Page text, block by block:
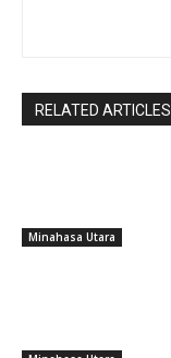
RELATED ARTICLES
Minahasa Utara